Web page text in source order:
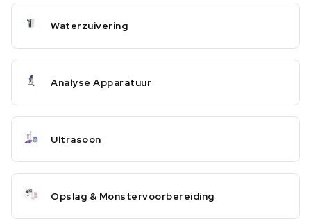
Waterzuivering
Analyse Apparatuur
Ultrasoon
Opslag & Monstervoorbereiding